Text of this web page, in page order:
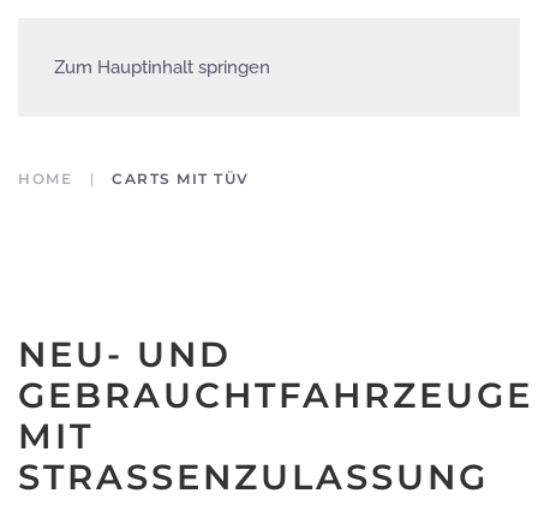
Zum Hauptinhalt springen
HOME CARTS MIT TÜV
NEU- UND
GEBRAUCHTFAHRZEUGE
MIT
STRASSENZULASSUNG